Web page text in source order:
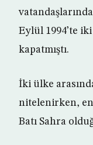
Eylül 1994’te iki
kapatmıştı.
İki ülke
nitelenirken,
Batı Sahra